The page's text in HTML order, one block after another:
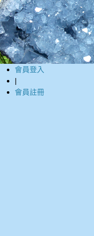
會員登入
|
會員註冊